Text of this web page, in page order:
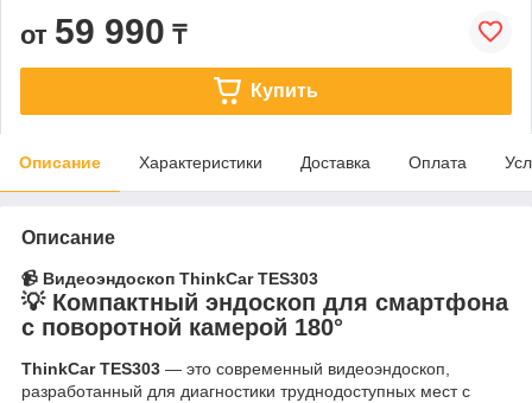
от 59 990 ₸
Купить
Описание Характеристики Доставка Оплата
Описание
📹 Видеоэндоскоп ThinkCar TES303
💡 Компактный эндоскоп для смартфона
с поворотной камерой 180°
ThinkCar TES303 — это современный видеоэндоскоп,
разработанный для диагностики труднодоступных мест с